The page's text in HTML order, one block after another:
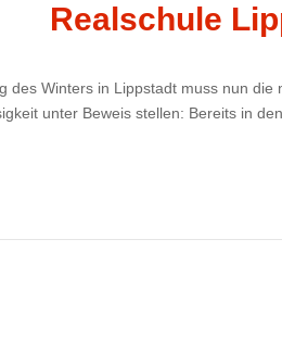
Realschule
des Winters in Lippstadt muss nun
unter Beweis stellen: Bereits in